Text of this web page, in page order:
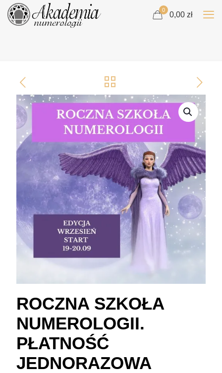
0
0,00 zł
ROCZNA SZKOŁA
NUMEROLOGII.
PŁATNOŚĆ
JEDNORAZOWA